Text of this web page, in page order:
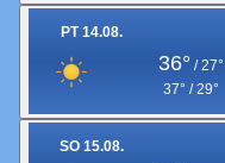
PT 14.08.
36° / 27°
37° / 29°
SO 15.08.